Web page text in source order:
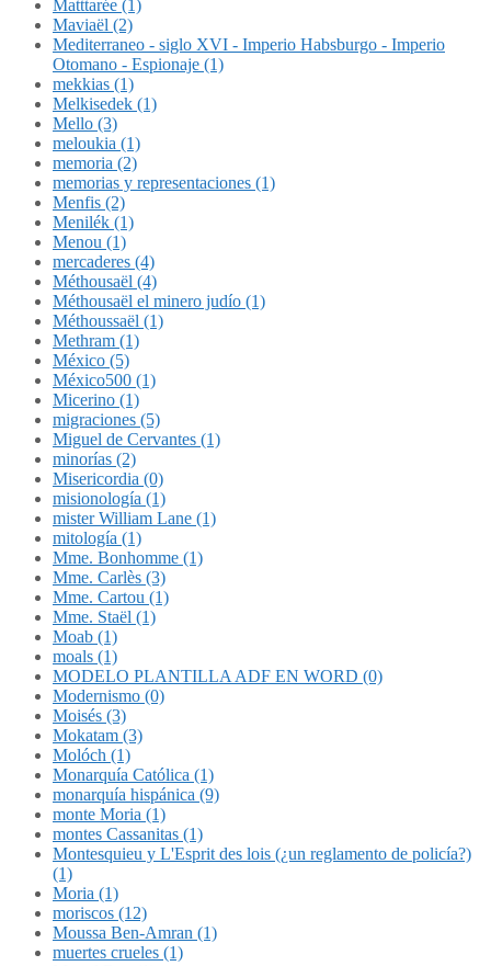
Matttarée (1)
Maviaël (2)
Mediterraneo - siglo XVI - Imperio Habsburgo - Imperio
Otomano - Espionaje (1)
mekkias (1)
Melkisedek (1)
Mello (3)
meloukia (1)
memoria (2)
memorias y representaciones (1)
Menfis (2)
Menilék (1)
Menou (1)
mercaderes (4)
Méthousaël (4)
Méthousaël el minero judío (1)
Méthoussaël (1)
Methram (1)
México (5)
México500 (1)
Micerino (1)
migraciones (5)
Miguel de Cervantes (1)
minorías (2)
Misericordia (0)
misionología (1)
mister William Lane (1)
mitología (1)
Mme. Bonhomme (1)
Mme. Carlès (3)
Mme. Cartou (1)
Mme. Staël (1)
Moab (1)
moals (1)
MODELO PLANTILLA ADF EN WORD (0)
Modernismo (0)
Moisés (3)
Mokatam (3)
Molóch (1)
Monarquía Católica (1)
monarquía hispánica (9)
monte Moria (1)
montes Cassanitas (1)
Montesquieu y L'Esprit des lois (¿un reglamento de policía?)
(1)
Moria (1)
moriscos (12)
Moussa Ben-Amran (1)
muertes crueles (1)